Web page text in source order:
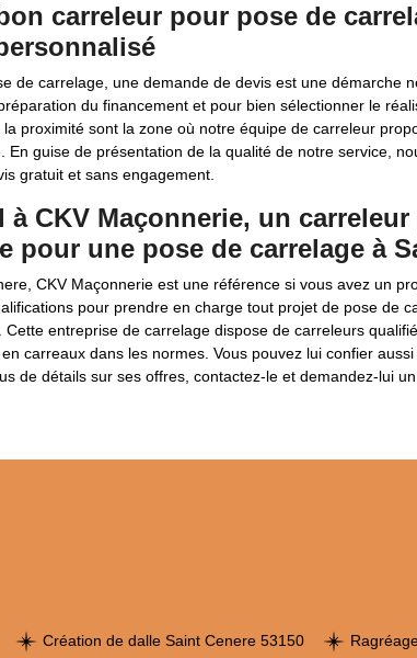
carreleur pour pose de
de carrelage, une demande de devis est une démarche
du financement et pour bien sélectionner le
proximité sont la zone où notre équipe de carreleur
En guise de présentation de la qualité de notre service,
gratuit et sans engagement.
à CKV Maçonnerie, un
pour une pose de carrelage à
CKV Maçonnerie est une référence si vous avez un
pour prendre en charge tout projet de pose de
entreprise de carrelage dispose de carreleurs
carreaux dans les normes. Vous pouvez lui confier
de détails sur ses offres, contactez-le et demandez-lui un
Création de dalle Saint Cenere 53150